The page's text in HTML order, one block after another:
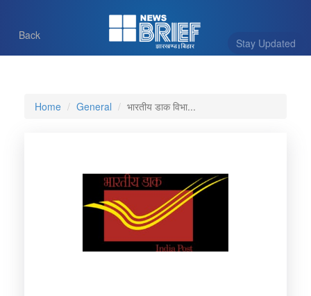
Stay Updated
Back
Home General भारतीय डाक विभा...